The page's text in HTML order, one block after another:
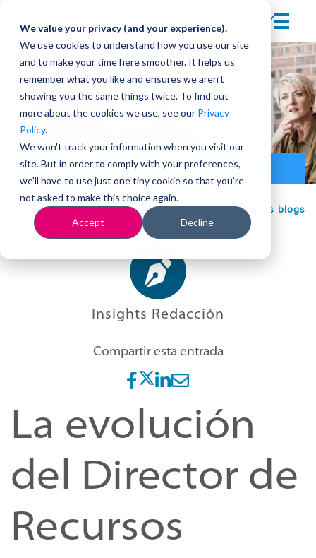
We value your privacy (and your experience).
We use cookies to understand how you use our site
and to make your time here smoother. It helps us
remember what you like and ensures we aren’t
showing you the same things twice. To find out
more about the cookies we use, see our Privacy
Policy.
We won't track your information when you visit our
site. But in order to comply with your preferences,
we'll have to use just one tiny cookie so that you're
not asked to make this choice again.
Accept Decline
Volver a los blogs
Insights Redacción
Compartir esta entrada
La evolución
del Director de
Recursos